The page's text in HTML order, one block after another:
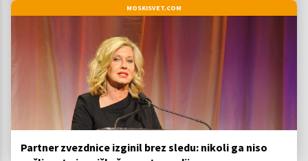
MOSKISVET.COM
Partner zvezdnice izginil brez sledu: nikoli ga niso